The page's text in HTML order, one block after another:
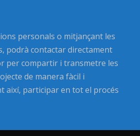
personals o mitjançant les
podrà contactar directament
per compartir i transmetre les
de manera fàcil i
així, participar en tot el procés